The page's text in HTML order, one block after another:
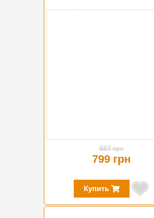
887 грн
799 грн
Купить